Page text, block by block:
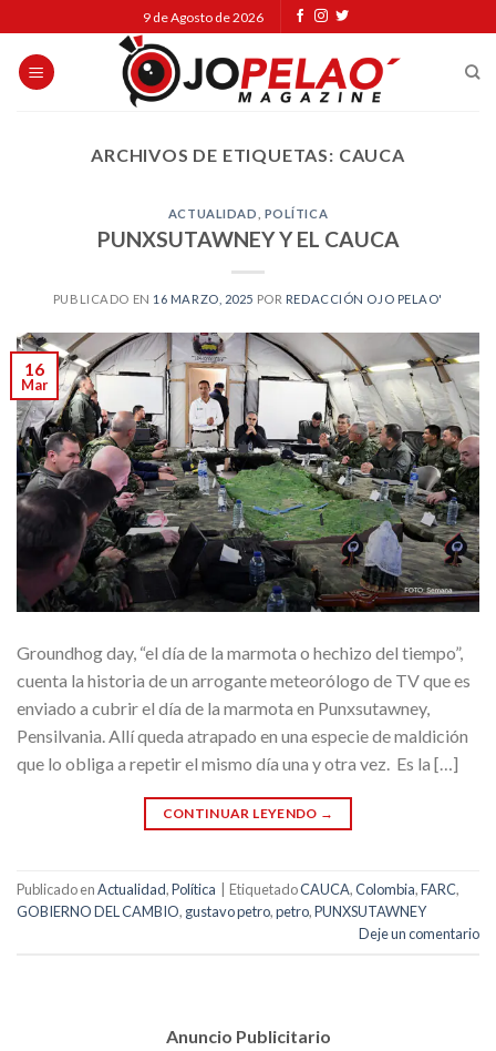
to
content
9 de Agosto de 2026
ARCHIVOS DE ETIQUETAS: CAUCA
ACTUALIDAD POLÍTICA
PUNXSUTAWNEY Y EL CAUCA
PUBLICADO EN 16 MARZO, 2025 POR REDACCIÓN OJO PELAO'
16
Mar
Groundhog day, “el día de la marmota o hechizo del tiempo”,
cuenta la historia de un arrogante meteorólogo de TV que es
enviado a cubrir el día de la marmota en Punxsutawney,
Pensilvania. Allí queda atrapado en una especie de maldición
que lo obliga a repetir el mismo día una y otra vez. Es la […]
CONTINUAR LEYENDO →
Publicado enActualidad,Política EtiquetadoCAUCA,Colombia,FARC,
GOBIERNO DEL CAMBIO, gustavo petro,petro,PUNXSUTAWNEY
Deje un comentario
Anuncio Publicitario